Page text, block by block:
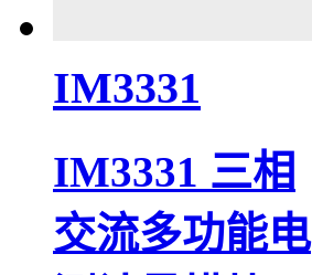
IM3331
IM3331 三相
交流多功能电